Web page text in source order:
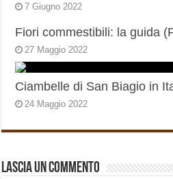
7 Giugno 2022
Fiori commestibili: la guida
27 Maggio 2022
Ciambelle di San Biagio in
24 Maggio 2022
Lascia un commento